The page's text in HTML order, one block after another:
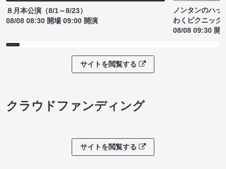
８月本公演（8/1～8/23）
08/08 08:30 開場 09:00 開演
ノンタンのハッ
わくピクニック
08/08 09:30 開
サイトを閲覧する
クラウドファンディング
サイトを閲覧する